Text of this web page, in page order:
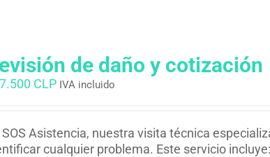
de daño y cotización
CLP IVA incluido
SOS Asistencia, nuestra visita técnica
cualquier problema. Este servicio incluye: